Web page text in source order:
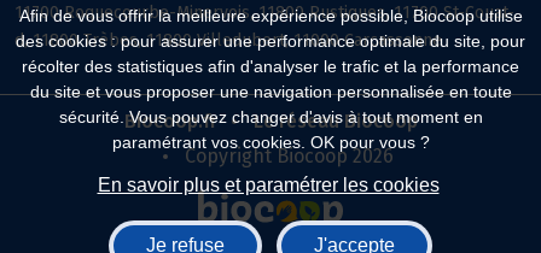
Afin de vous offrir la meilleure expérience possible, Biocoop utilise
des cookies : pour assurer une performance optimale du site, pour
récolter des statistiques afin d'analyser le trafic et la performance
du site et vous proposer une navigation personnalisée en toute
sécurité. Vous pouvez changer d'avis à tout moment en
paramétrant vos cookies. OK pour vous ?
En savoir plus et paramétrer les cookies
Je refuse J'accepte
11700 Roquecourbe-Minervois, 11800 Rustiques, 11700 St-Couat-
d, 11800 Trèbes, 11800 Villedubert, 11000 Carcassonne
Biocoop.fr
Le réseau Biocoop
Copyright Biocoop 2026